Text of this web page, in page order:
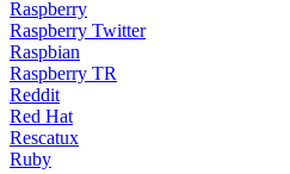
Raspberry
Raspberry Twitter
Raspbian
Raspberry TR
Reddit
Red Hat
Rescatux
Ruby